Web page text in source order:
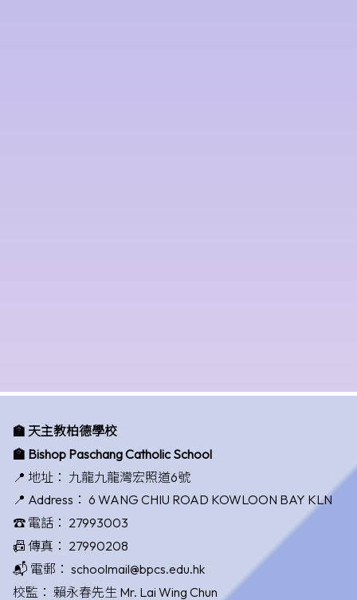
🏫 天主教柏德學校
🏫 Bishop Paschang Catholic School
📍 地址： 九龍九龍灣宏照道6號
📍 Address： 6 WANG CHIU ROAD KOWLOON BAY KLN
☎️ 電話： 27993003
📠 傳真： 27990208
📬 電郵： schoolmail@bpcs.edu.hk
校監： 賴永春先生 Mr. Lai Wing Chun